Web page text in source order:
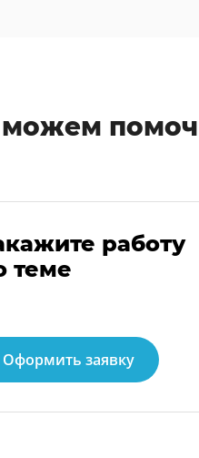
работу
теме
Оформить заявку